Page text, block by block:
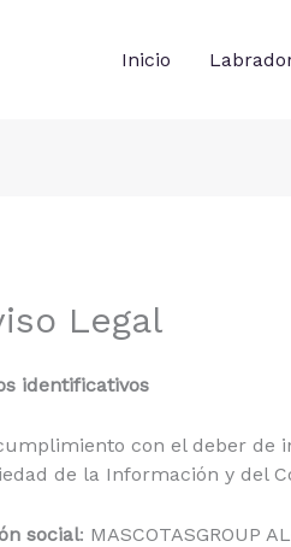
Inicio
Legal
identificativos
con el deber de
de la Información y del
social: MASCOTASGROUP